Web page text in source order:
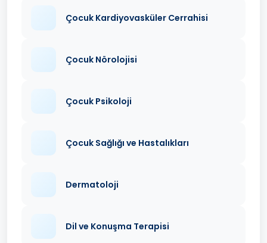
Çocuk Kardiyovasküler Cerrahisi
Çocuk Nörolojisi
Çocuk Psikoloji
Çocuk Sağlığı ve Hastalıkları
Dermatoloji
Dil ve Konuşma Terapisi